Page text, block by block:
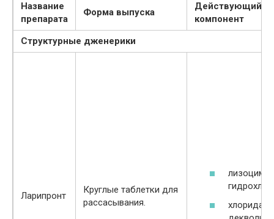
Название
препарата
Форма выпуска
Действующий
компонент
Структурные дженерики
Ларипронт
Круглые таблетки для
рассасывания.
лизоцима
хлорида